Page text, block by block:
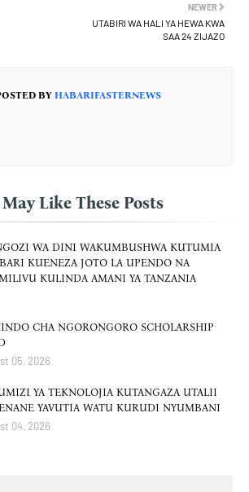
NEWER
UTABIRI WA HALI YA HEWA KWA
SAA 24 ZIJAZO
BY HABARIFASTERNEWS
May Like These Posts
WA DINI WAKUMBUSHWA KUTUMIA
KUENEZA JOTO LA UPENDO NA
KULINDA AMANI YA TANZANIA
CHA NGORONGORO SCHOLARSHIP
05, 2026
YA TEKNOLOJIA KUTANGAZA UTALII
YAVUTIA WATU KURUDI NYUMBANI
04, 2026